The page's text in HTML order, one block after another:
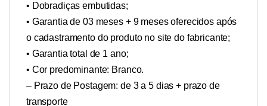
• Dobradiças embutidas;
• Garantia de 03 meses + 9 meses oferecidos após
o cadastramento do produto no site do fabricante;
• Garantia total de 1 ano;
• Cor predominante: Branco.
– Prazo de Postagem: de 3 a 5 dias + prazo de
transporte